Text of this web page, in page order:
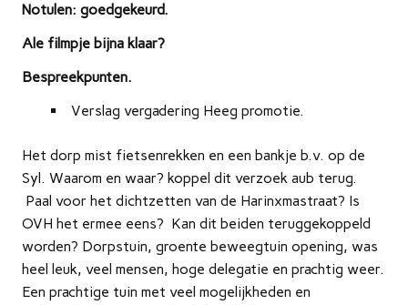
Notulen: goedgekeurd.
Ale filmpje bijna klaar?
Bespreekpunten.
Verslag vergadering Heeg promotie.
Het dorp mist fietsenrekken en een bankje b.v. op de
Syl. Waarom en waar? koppel dit verzoek aub terug.
Paal voor het dichtzetten van de Harinxmastraat? Is
OVH het ermee eens? Kan dit beiden teruggekoppeld
worden? Dorpstuin, groente beweegtuin opening, was
heel leuk, veel mensen, hoge delegatie en prachtig weer.
Een prachtige tuin met veel mogelijkheden en